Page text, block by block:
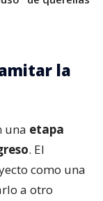
la
una etapa
. El
como una
a otro